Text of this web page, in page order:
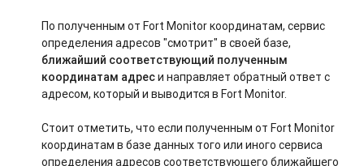
По полученным от Fort Monitor координатам, сервис
определения адресов "смотрит" в своей базе,
ближайший соответствующий полученным
координатам адреси направляет обратный ответ с
адресом, который и выводится в Fort Monitor.
Стоит отметить, что если полученным от Fort Monitor
координатам в базе данных того или иного сервиса
определения адресов соответствующего ближайшего